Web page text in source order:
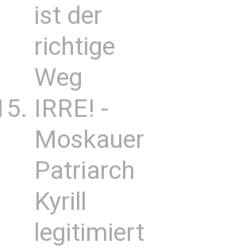
ist der
richtige
Weg
IRRE! -
Moskauer
Patriarch
Kyrill
legitimiert